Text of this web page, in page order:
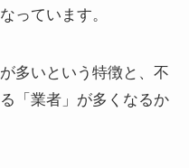
っています。
多いという特徴と、不
「業者」が多くなるか